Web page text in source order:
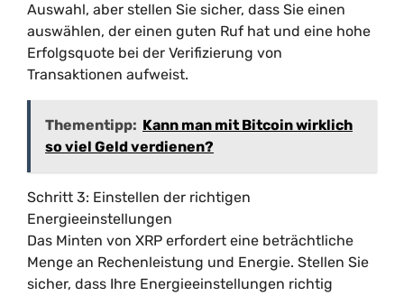
Auswahl, aber stellen Sie sicher, dass Sie einen
auswählen, der einen guten Ruf hat und eine hohe
Erfolgsquote bei der Verifizierung von
Transaktionen aufweist.
Thementipp: Kann man mit Bitcoin wirklich
so viel Geld verdienen?
Schritt 3: Einstellen der richtigen
Energieeinstellungen
Das Minten von XRP erfordert eine beträchtliche
Menge an Rechenleistung und Energie. Stellen Sie
sicher, dass Ihre Energieeinstellungen richtig